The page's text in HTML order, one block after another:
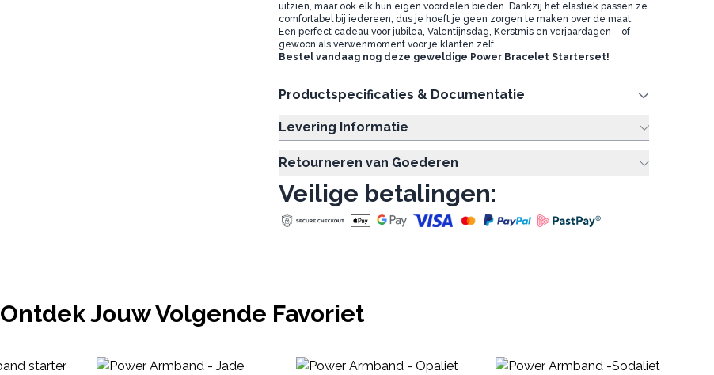
uitzien, maar ook elk hun eigen voordelen bieden. Dankzij het elastiek passen ze
comfortabel bij iedereen, dus je hoeft je geen zorgen te maken over de maat.
Een perfect cadeau voor jubilea, Valentijnsdag, Kerstmis en verjaardagen – of
gewoon als verwenmoment voor je klanten zelf.
Bestel vandaag nog deze geweldige Power Bracelet Starterset!
Productspecificaties & Documentatie
Levering Informatie
Retourneren van Goederen
Veilige betalingen:
Ontdek Jouw Volgende Favoriet